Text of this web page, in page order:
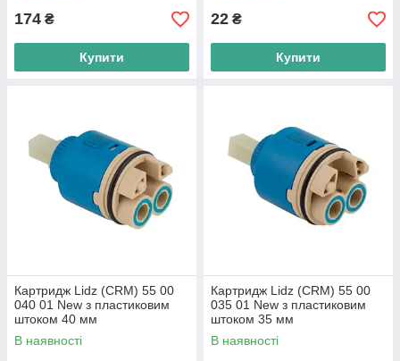
174 ₴
Купити
22 ₴
Купити
Картридж Lidz (CRM) 55 00
040 01 New з пластиковим
штоком 40 мм
В наявності
Картридж Lidz (CRM) 55 00
035 01 New з пластиковим
штоком 35 мм
В наявності